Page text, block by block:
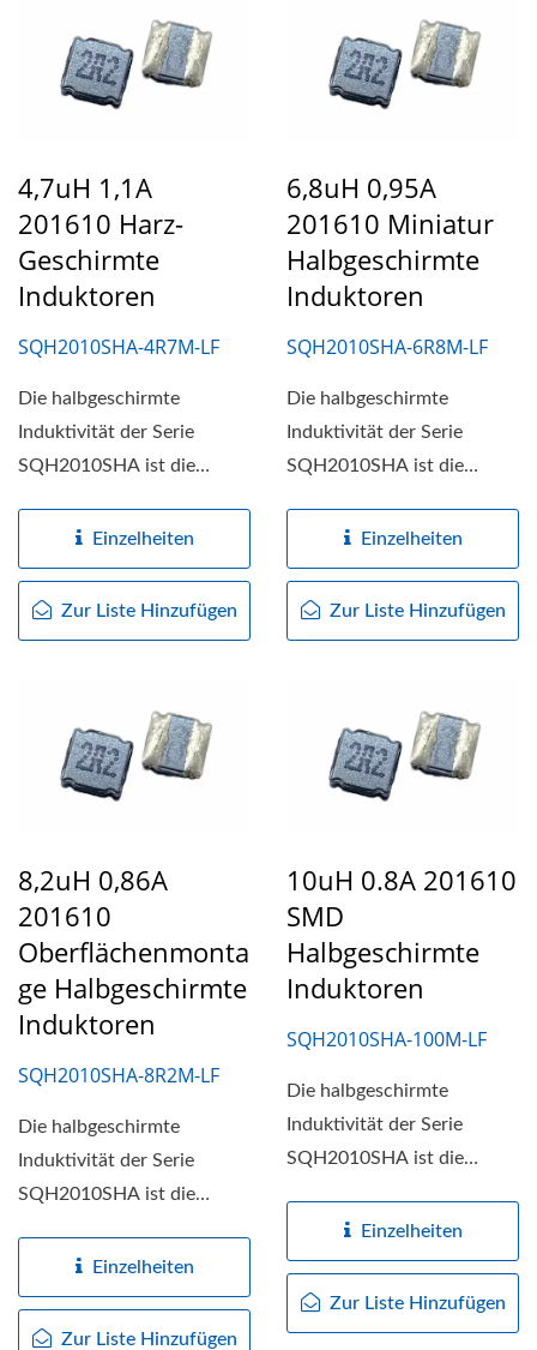
4,7uH 1,1A
201610 Harz-
Geschirmte
Induktoren
SQH2010SHA-4R7M-LF
Die halbgeschirmte
Induktivität der Serie
SQH2010SHA ist die
Lösung...
Einzelheiten
Zur Liste Hinzufügen
6,8uH 0,95A
201610 Miniatur
Halbgeschirmte
Induktoren
SQH2010SHA-6R8M-LF
Die halbgeschirmte
Induktivität der Serie
SQH2010SHA ist die
Lösung...
Einzelheiten
Zur Liste Hinzufügen
8,2uH 0,86A
201610
Oberflächenmonta
Ge Halbgeschirmte
Induktoren
SQH2010SHA-8R2M-LF
Die halbgeschirmte
Induktivität der Serie
SQH2010SHA ist die
Lösung...
Einzelheiten
Zur Liste Hinzufügen
10uH 0.8A 201610
SMD
Halbgeschirmte
Induktoren
SQH2010SHA-100M-LF
Die halbgeschirmte
Induktivität der Serie
SQH2010SHA ist die
Lösung...
Einzelheiten
Zur Liste Hinzufügen